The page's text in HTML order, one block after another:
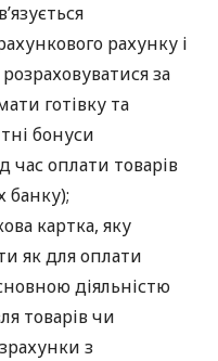
рахунку і
за
готівку та
бонуси
час оплати товарів
банку);
картка, яку
як для оплати
діяльністю
товарів чи
з